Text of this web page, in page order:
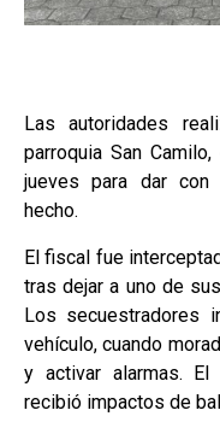
Las autoridades
parroquia San
jueves para dar con
hecho.
El fiscal fue
tras dejar a uno de
Los secuestradores
vehículo, cuando
y activar alarmas.
recibió impactos de